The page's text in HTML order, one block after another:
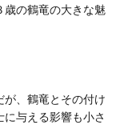
歳の鶴竜の大きな魅
、鶴竜とその付け
与える影響も小さ